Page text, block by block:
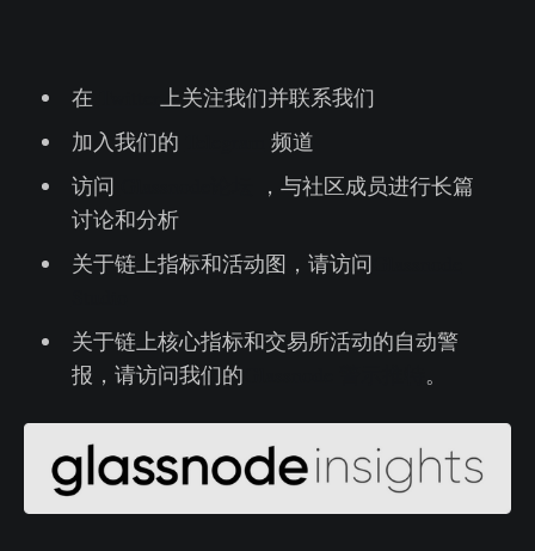
在
上关注我们并联系我们
加入我们的
频道
访问
，与社区成员进行长篇
讨论和分析
关于链上指标和活动图，请访问
关于链上核心指标和交易所活动的自动警
报，请访问我们的
。